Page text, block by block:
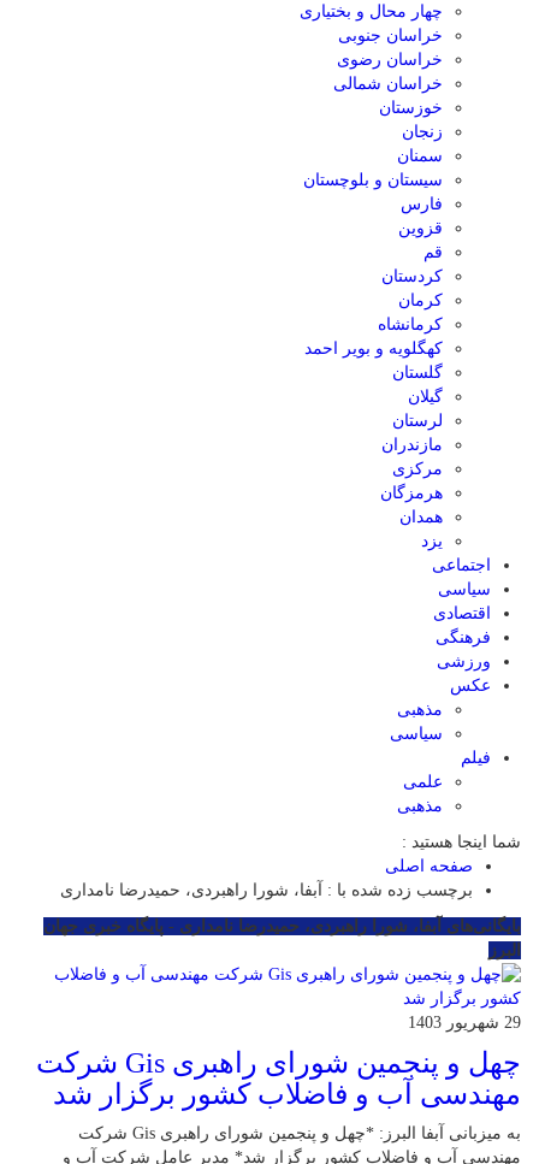
چهار محال و بختیاری
خراسان جنوبی
خراسان رضوی
خراسان شمالی
خوزستان
زنجان
سمنان
سیستان و بلوچستان
فارس
قزوین
قم
کردستان
کرمان
کرمانشاه
کهگلویه و بویر احمد
گلستان
گیلان
لرستان
مازندران
مرکزی
هرمزگان
همدان
یزد
اجتماعی
سیاسی
اقتصادی
فرهنگی
ورزشی
عکس
مذهبی
سیاسی
فیلم
علمی
مذهبی
شما اینجا هستید :
صفحه اصلی
برچسب زده شده با : آبفا، شورا راهبردی، حمیدرضا نامداری
بایگانی‌های آبفا، شورا راهبردی، حمیدرضا نامداری - پایگاه خبری جهان
البرز
29 شهریور 1403
چهل و پنجمین شورای راهبری Gis شرکت
مهندسی آب و فاضلاب کشور برگزار شد
به میزبانی آبفا البرز: *چهل و پنجمین شورای راهبری Gis شرکت
مهندسی آب و فاضلاب کشور برگزار شد* مدیر عامل شرکت آب و